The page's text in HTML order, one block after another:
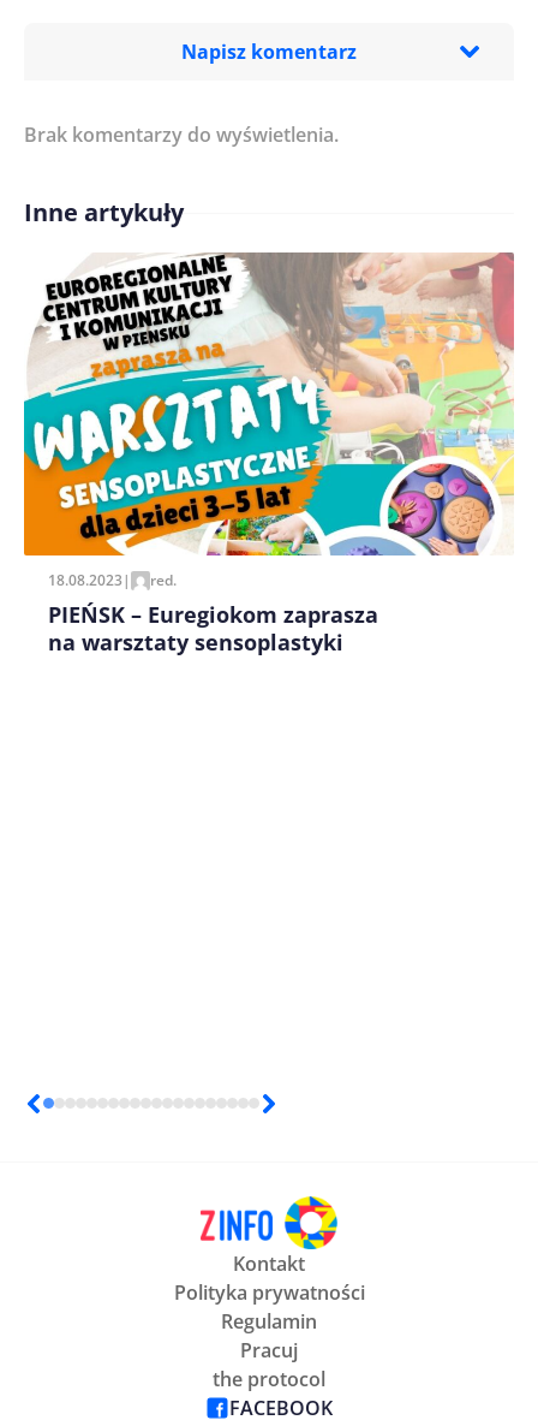
Napisz komentarz
Treść komentarza*
Imię/ Nick*
Zapamiętaj moje dane w tej przeglądarce podczas
pisania kolejnych komentarzy.
Brak komentarzy do wyświetlenia.
Inne artykuły
18.08.2023| red.
PIEŃSK – Euregiokom zaprasza
na warsztaty sensoplastyki
Kontakt
Polityka prywatności
Regulamin
Pracuj
the protocol
FACEBOOK